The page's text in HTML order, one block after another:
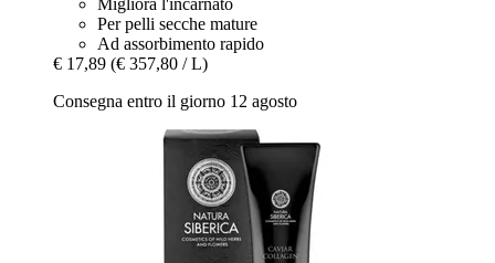
Migliora l'incarnato
Per pelli secche mature
Ad assorbimento rapido
€ 17,89 (€ 357,80 / L)
Consegna entro il giorno 12 agosto